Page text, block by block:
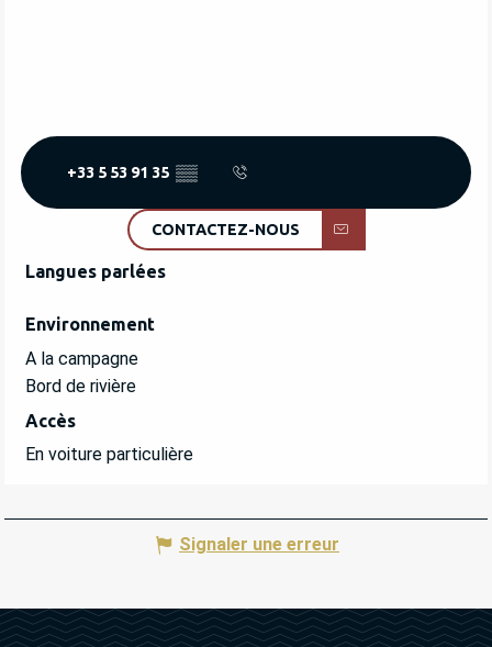
+33 5 53 91 35 ▒▒
CONTACTEZ-NOUS
Langues parlées
Langues parlées
Environnement
Environnement
A la campagne
Bord de rivière
Accès
Accès
En voiture particulière
Signaler une erreur